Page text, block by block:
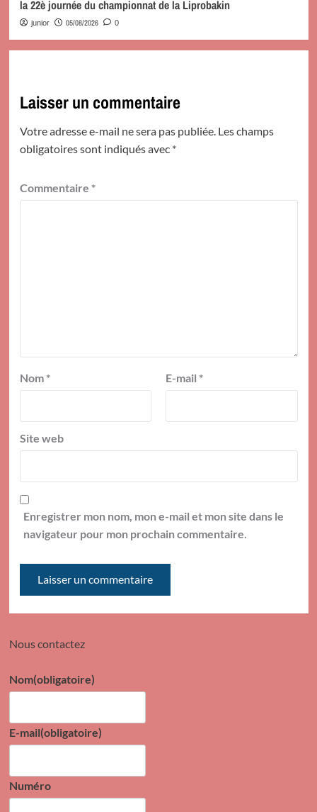
la 22è journée du championnat de la Liprobakin
junior 05/08/2026 0
Laisser un commentaire
Votre adresse e-mail ne sera pas publiée. Les champs
obligatoires sont indiqués avec *
Commentaire *
Nom * E-mail *
Site web
Enregistrer mon nom, mon e-mail et mon site dans le
navigateur pour mon prochain commentaire.
Nous contactez
Nom(obligatoire)
E-mail(obligatoire)
Numéro